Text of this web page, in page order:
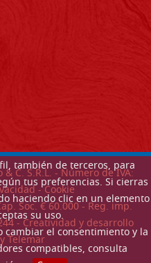
también de terceros, para
tus preferencias. Si cierras
haciendo clic en un elemento
su uso.
cambiar el consentimiento y la
compatibles, consulta
C. S.R.L. - Número de IVA:
-Cookie
Soc. € 60.000 - Reg. imp.
- Creatividad y desarrollo
Telemar